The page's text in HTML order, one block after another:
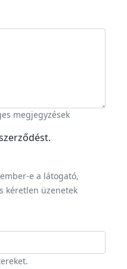
megjegyzések
e a látogató,
kéretlen üzenetek